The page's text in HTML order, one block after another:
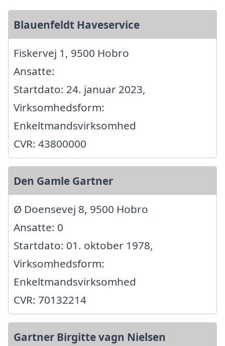
Blauenfeldt Haveservice
Fiskervej 1, 9500 Hobro
Ansatte:
Startdato: 24. januar 2023,
Virksomhedsform:
Enkeltmandsvirksomhed
CVR: 43800000
Den Gamle Gartner
Ø Doensevej 8, 9500 Hobro
Ansatte: 0
Startdato: 01. oktober 1978,
Virksomhedsform:
Enkeltmandsvirksomhed
CVR: 70132214
Gartner Birgitte vagn Nielsen